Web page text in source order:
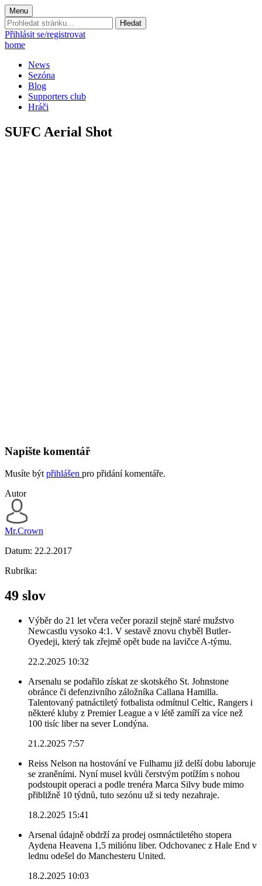
Menu
Prohledat
stránku:
Přihlásit se/registrovat
home
News
Sezóna
Blog
Supporters club
Hráči
SUFC Aerial Shot
Napište komentář
Musíte být přihlášen pro přidání komentáře.
Autor
Mr.Crown
Datum: 22.2.2017
Rubrika:
49 slov
Výběr do 21 let včera večer porazil stejně staré mužstvo
Newcastlu vysoko 4:1. V sestavě znovu chyběl Butler-
Oyedeji, který tak zřejmě opět bude na lavičce A-týmu.
22.2.2025 10:32
Arsenalu se podařilo získat ze skotského St. Johnstone
obránce či defenzivního záložníka Callana Hamilla.
Talentovaný patnáctiletý fotbalista odmítnul Celtic, Rangers i
některé kluby z Premier League a v létě zamíří za více než
100 tisíc liber na sever Londýna.
21.2.2025 7:57
Reiss Nelson na hostování ve Fulhamu již delší dobu laboruje
se zraněními. Nyní musel kvůli čerstvým potížím s nohou
podstoupit operaci a podle trenéra Marca Silvy bude mimo
přibližně 10 týdnů, tuto sezónu už si tedy nezahraje.
18.2.2025 15:41
Arsenal údajně obdrží za prodej osmnáctiletého stopera
Aydena Heavena 1,5 miliónu liber. Odchovanec z Hale End v
lednu odešel do Manchesteru United.
18.2.2025 10:03